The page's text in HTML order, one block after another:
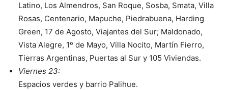
Latino, Los Almendros, San Roque, Sosba, Smata, Villa
Rosas, Centenario, Mapuche, Piedrabuena, Harding
Green, 17 de Agosto, Viajantes del Sur; Maldonado,
Vista Alegre, 1º de Mayo, Villa Nocito, Martín Fierro,
Tierras Argentinas, Puertas al Sur y 105 Viviendas.
Viernes 23:
Espacios verdes y barrio Palihue.